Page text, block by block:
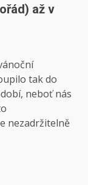
až v
tak do
neboť nás
nezadržitelně